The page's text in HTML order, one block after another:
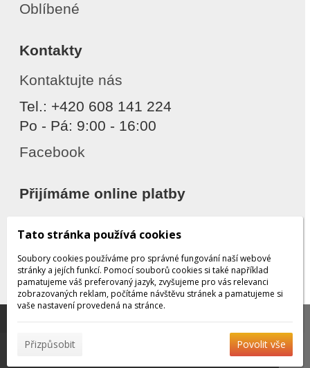
Oblíbené
Kontakty
Kontaktujte nás
Tel.: +420 608 141 224
Po - Pá: 9:00 - 16:00
Facebook
Přijímáme online platby
Děkujeme za důvěru
© 2026 WEXBO | |Přihlásit
pomáhají poskytovat služby. Používáním našich služeb
vyjadřujete souhlas s používáním souborů cookies.Více
✖
Tato stránka používá cookies
Soubory cookies používáme pro správné fungování naší webové
stránky a jejích funkcí. Pomocí souborů cookies si také například
pamatujeme váš preferovaný jazyk, zvyšujeme pro vás relevanci
zobrazovaných reklam, počítáme návštěvu stránek a pamatujeme si
vaše nastavení provedená na stránce.
Přizpůsobit Povolit vše